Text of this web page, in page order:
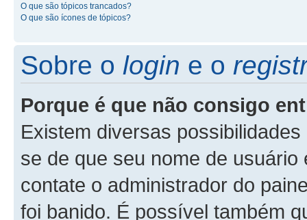
O que são tópicos trancados?
O que são ícones de tópicos?
Sobre o login e o
Porque é que não consigo
Existem diversas
se de que seu nome de
contate o administrador do
foi banido. É possível também